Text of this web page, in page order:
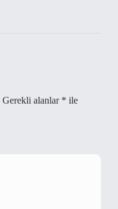
Gerekli alanlar * ile